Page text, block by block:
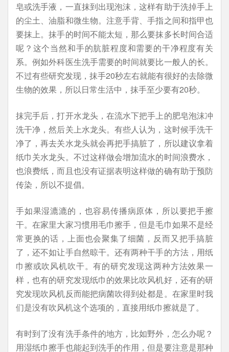
皂或洗手液，一直抹到出现泡沫，这样有助于洗掉手上
的尘土、油脂和微生物。注意手背、手指之间和指甲也
要抹上。抹手的时间不能太短，那么要抹多长时间合适
呢？这个当然和手的肮脏程度和需要的干净程度有关
系。例如外科医生洗手需要的时间就要比一般人的长。
不过有些研究发现，抹手20秒左右就能有很好的去除微
生物的效果，所以日常生活中，抹手至少要有20秒。
抹完手后，打开水龙头，在流水下把手上的肥皂泡沫冲
洗干净，然后关上水龙头。有些人认为，这时候手洗干
净了，再去关水龙头就会再把手搞脏了，所以建议拿着
纸巾关水龙头。不过这样做会增加流水的时间浪费水，
也浪费纸，而且也没有证据表明这样做的确有助于预防
传染，所以不提倡。
手如果湿漉漉的，也容易传播病原体，所以要把手擦
干。在家里大家习惯用毛巾擦手，但是毛巾如果不是经
常更换的话，上面也会聚集了细菌，反而又把手搞脏
了，还不如让手自然晾干。还有两种干手的方法，用纸
巾擦或吹风机吹干。有的研究发现这两种方法效果一
样，也有的研究发现纸巾的效果比吹风机好，还有的研
究发现吹风机反而能把病菌吹得到处都是。在家里时我
们是没有吹风机这个选项的，直接用纸巾擦就是了。
有时到了没有洗手条件的地方，比如野外，怎么办呢？
用湿纸巾擦手也能起到洗手的作用，但是要注意是那种